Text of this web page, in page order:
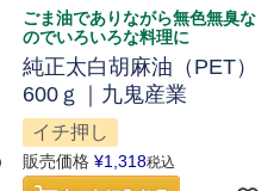
ごま油でありながら無色無臭な
のでいろいろな料理に
純正太白胡麻油（PET）
600ｇ｜九鬼産業
イチ押し
販売価格 ¥1,318税込